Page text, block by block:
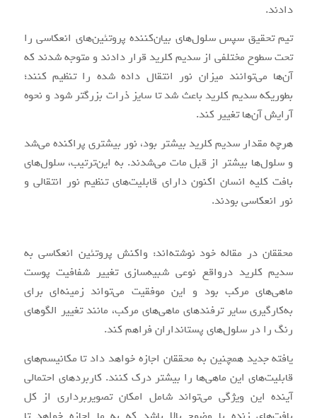
دادند.
تیم تحقیق سپس سلول‌های بیان‌کننده پروتئین‌های انعکاسی را
تحت سطوح مختلفی از سدیم کلرید قرار دادند و متوجه شدند که
آن‌ها می‌توانند میزان نور انتقال داده‌ شده را تنظیم کنند؛
بطوریکه سدیم کلرید باعث شد تا سایز ذرات بزرگتر شود و نحوه
آرایش آن‌ها تغییر کند.
هرچه مقدار سدیم کلرید بیشتر بود، نور بیشتری پراکنده می‌شد
و سلول‌ها بیشتر از قبل مات می‌شدند. به این‌ترتیب، سلول‌های
بافت کلیه انسان اکنون دارای قابلیت‌های تنظیم نور انتقالی و
نور انعکاسی بودند.
محققان در مقاله خود نوشته‌اند: واکنش پروتئین انعکاسی به
سدیم کلرید درواقع نوعی شبیه‌سازی تغییر شفافیت پوست
ماهی‌های مرکب بود و این موفقیت می‌تواند زمینه‌ای برای
به‌کارگیری سایر ترفندهای ماهی‌های مرکب، مانند تغییر الگوهای
رنگ را در سلول‌های پستانداران فراهم کند.
یافته جدید همچنین به محققان اجازه خواهد داد تا مکانیسم‌های
قابلیت‌های این ماهی‌ها را بیشتر درک کنند. کاربردهای احتمالی
آینده این ویژگی می‌تواند شامل امکان تصویربرداری از کل